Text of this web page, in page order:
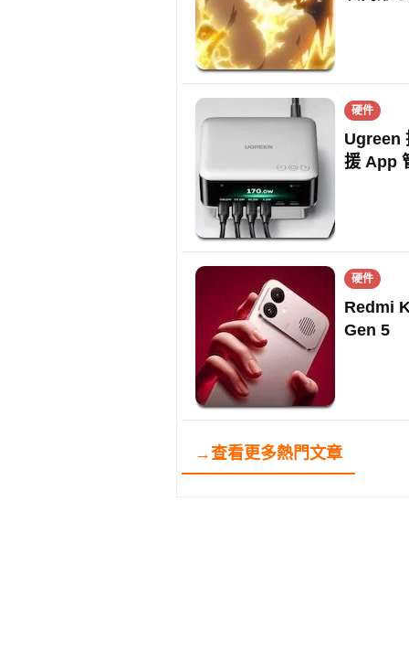
硬件
Ugreen
援 App
硬件
Redmi
Gen 5
→查看更多熱門文章